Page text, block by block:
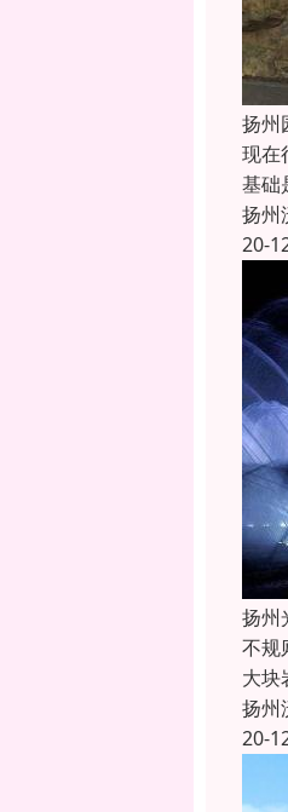
扬州
现在
基础
扬州
20-
扬州
不规
大块
扬州
20-